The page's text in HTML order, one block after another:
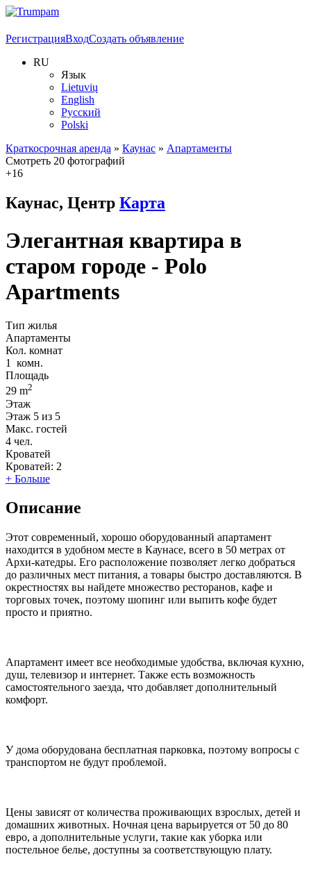
РегистрацияВходСоздать объявление
RU
Язык
Lietuvių
English
Русский
Polski
Краткосрочная аренда » Каунас » Апартаменты
Смотреть 20 фотографий
+16
Каунас, Центр Карта
Элегантная квартира в
старом городе - Polo
Apartments
Тип жилья
Апартаменты
Кол. комнат
1
комн.
Площадь
29 m2
Этаж
Этаж 5 из 5
Макс. гостей
4 чел.
Кроватей
Кроватей: 2
+ Больше
Описание
Этот современный, хорошо оборудованный апартамент
находится в удобном месте в Каунасе, всего в 50 метрах от
Архи-катедры. Его расположение позволяет легко добраться
до различных мест питания, а товары быстро доставляются. В
окрестностях вы найдете множество ресторанов, кафе и
торговых точек, поэтому шопинг или выпить кофе будет
просто и приятно.
Апартамент имеет все необходимые удобства, включая кухню,
душ, телевизор и интернет. Также есть возможность
самостоятельного заезда, что добавляет дополнительный
комфорт.
У дома оборудована бесплатная парковка, поэтому вопросы с
транспортом не будут проблемой.
Цены зависят от количества проживающих взрослых, детей и
домашних животных. Ночная цена варьируется от 50 до 80
евро, а дополнительные услуги, такие как уборка или
постельное белье, доступны за соответствующую плату.